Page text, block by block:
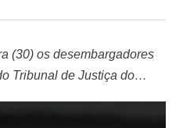
(30) os desembargadores
Tribunal de Justiça do